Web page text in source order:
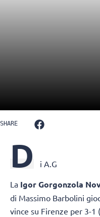
SHARE
D i A.G
La Igor Gorgonzola
di Massimo Barbolini
vince su Firenze per 3-1